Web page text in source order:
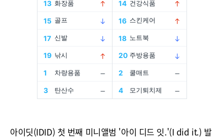
아이딧(IDID) 첫 번째 미니앨범 '아이 디드 잇.'(I did it.) 발